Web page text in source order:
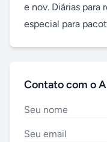
e nov. Diárias para
especial para
Contato com o